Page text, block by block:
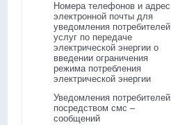
Номера телефонов и адрес
электронной почты для
уведомления потребителей
услуг по передаче
электрической энергии о
введении ограничения
режима потребления
электрической энергии
Уведомления потребителей
посредством смс –
сообщений